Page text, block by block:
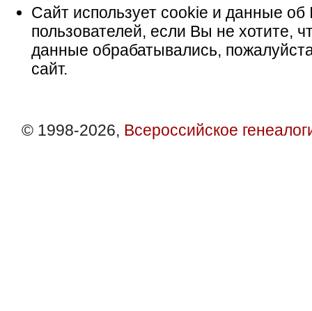
Сайт использует cookie и данные об
пользователей, если Вы не хотите,
данные обрабатывались,
сайт.
© 1998-2026, Всероссийское